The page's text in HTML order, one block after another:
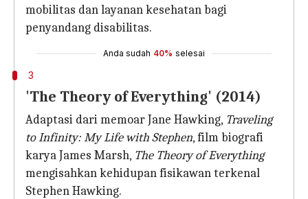
mobilitas dan layanan kesehatan bagi
penyandang disabilitas.
Anda sudah 40% selesai
3
'The Theory of Everything' (2014)
Adaptasi dari memoar Jane Hawking, Traveling
to Infinity: My Life with Stephen, film biografi
karya James Marsh, The Theory of Everything
mengisahkan kehidupan fisikawan terkenal
Stephen Hawking.